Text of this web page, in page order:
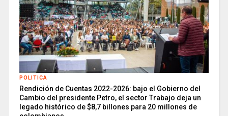
POLITICA
Rendición de Cuentas 2022-2026: bajo el Gobierno del
Cambio del presidente Petro, el sector Trabajo deja un
legado histórico de $8,7 billones para 20 millones de